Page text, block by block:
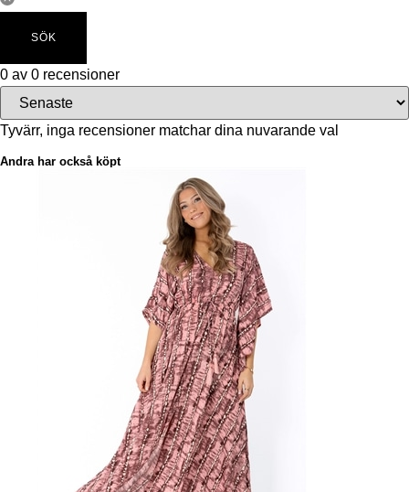
SÖK
0 av 0 recensioner
Tyvärr, inga recensioner matchar dina nuvarande val
Andra har också köpt